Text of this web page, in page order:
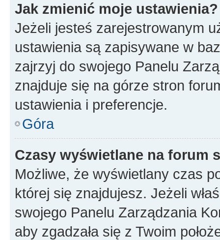
Jak zmienić moje ustawienia?
Jeżeli jesteś zarejestrowanym
ustawienia są zapisywane w
zajrzyj do swojego Panelu
znajduje się na górze stron
ustawienia i preferencje.
Góra
Czasy wyświetlane na forum
Możliwe, że wyświetlany czas
której się znajdujesz. Jeżeli
swojego Panelu Zarządzania
aby zgadzała się z Twoim